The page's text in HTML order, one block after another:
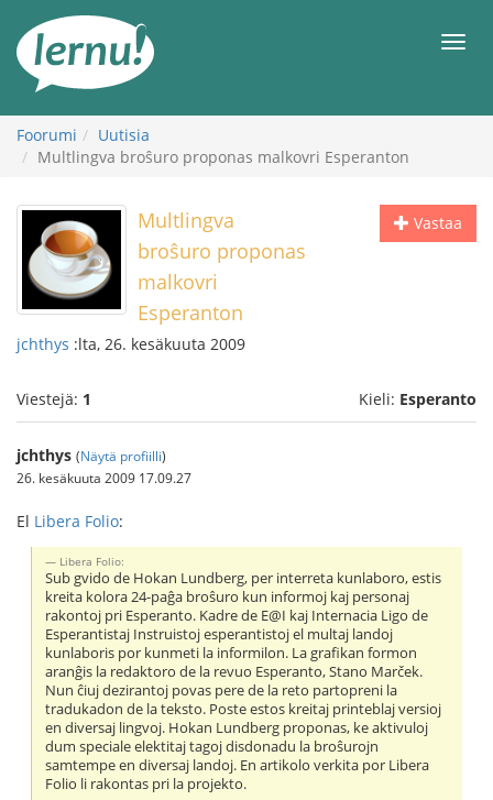
sisältöön
Foorumi
Uutisia
Multlingva broŝuro proponas malkovri Esperanton
Vastaa
Multlingva
broŝuro proponas
malkovri
Esperanton
jchthys :lta, 26. kesäkuuta 2009
Viestejä: 1 Kieli: Esperanto
jchthys (Näytä profiilli)
26. kesäkuuta 2009 17.09.27
El Libera Folio:
Libera Folio:
Sub gvido de Hokan Lundberg, per interreta kunlaboro, estis
kreita kolora 24-paĝa broŝuro kun informoj kaj personaj
rakontoj pri Esperanto. Kadre de E@I kaj Internacia Ligo de
Esperantistaj Instruistoj esperantistoj el multaj landoj
kunlaboris por kunmeti la informilon. La grafikan formon
aranĝis la redaktoro de la revuo Esperanto, Stano Marček.
Nun ĉiuj dezirantoj povas pere de la reto partopreni la
tradukadon de la teksto. Poste estos kreitaj printeblaj versioj
en diversaj lingvoj. Hokan Lundberg proponas, ke aktivuloj
dum speciale elektitaj tagoj disdonadu la broŝurojn
samtempe en diversaj landoj. En artikolo verkita por Libera
Folio li rakontas pri la projekto.